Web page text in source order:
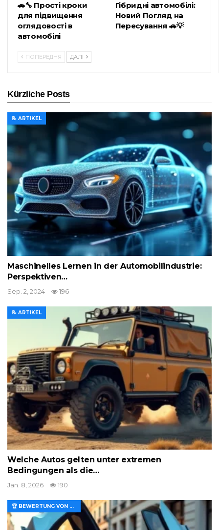
🚗🔧 Прості кроки
для підвищення
оглядовості в
автомобілі
Гібридні автомобілі:
Новий Погляд на
Пересування 🚗💡
ПОПЕРЕДНЯ ДАЛІ
Kürzliche Posts
📝 ARTIKEL
Maschinelles Lernen in der Automobilindustrie:
Perspektiven…
Sep. 2, 2024 196
📝 ARTIKEL
Welche Autos gelten unter extremen
Bedingungen als die…
Jan. 8, 2026 190
🏆 BEWERTUNG VON MERKMALEN UND WERT